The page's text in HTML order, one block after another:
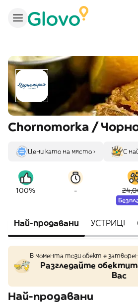
Chornomorka /
Цени като на място › С
100% -
Най-продавани УСТРИЦІ
В момента този обект е
Разгледайте
Вас
Най-продавани